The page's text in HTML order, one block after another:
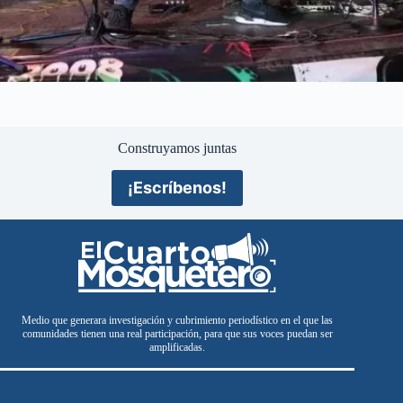
Construyamos juntas
¡Escríbenos!
Medio que generara investigación y cubrimiento periodístico en el que las
comunidades tienen una real participación, para que sus voces puedan ser
amplificadas.